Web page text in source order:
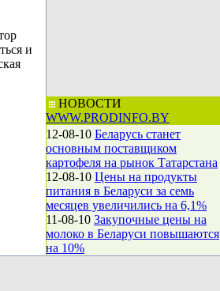
и
НОВОСТИ
WWW.PRODINFO.BY
12-08-10 Беларусь станет
основным поставщиком
картофеля на рынок Татарстана
12-08-10 Цены на продукты
питания в Беларуси за семь
месяцев увеличились на 6,1%
11-08-10 Закупочные цены на
молоко в Беларуси повышаются
на 10%